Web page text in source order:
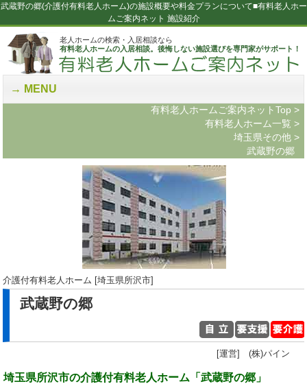
武蔵野の郷(介護付有料老人ホーム)の施設概要や料金プランについて■有料老人ホー
ムご案内ネット 施設紹介
老人ホームの検索・入居相談なら
有料老人ホームの入居相談。後悔しない施設選びを専門家がサポート！
MENU
有料老人ホームご案内ネットTop >
有料老人ホーム一覧 >
埼玉県その他 >
武蔵野の郷
介護付有料老人ホーム [埼玉県所沢市]
武蔵野の郷
[運営] (株)パイン
埼玉県所沢市の介護付有料老人ホーム「武蔵野の郷」